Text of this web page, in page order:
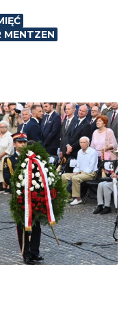
MENTZEN